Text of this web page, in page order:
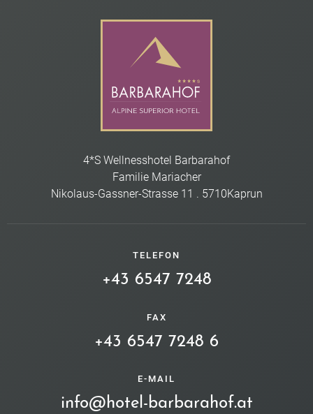
4*S Wellnesshotel Barbarahof
Familie Mariacher
Nikolaus-Gassner-Strasse 11 . 5710Kaprun
TELEFON
+43 6547 7248
FAX
+43 6547 7248 6
E-MAIL
info@hotel-barbarahof.at